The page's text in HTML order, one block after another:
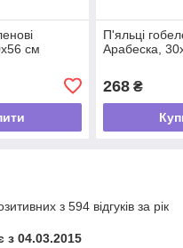
см
П'яльці
Арабеска,
268₴
з 594 відгуків за рік
з 04.03.2015